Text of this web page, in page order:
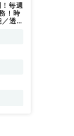
毎週
！時
透